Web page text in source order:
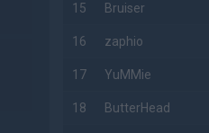
15 Bruiser
16 zaphio
17 YuMMie
18 ButterHead